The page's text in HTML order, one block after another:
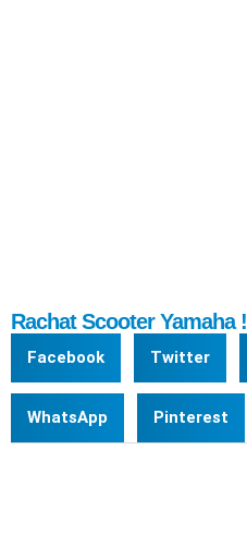
Rachat Scooter Yamaha !
Facebook Twitter
WhatsApp Pinterest